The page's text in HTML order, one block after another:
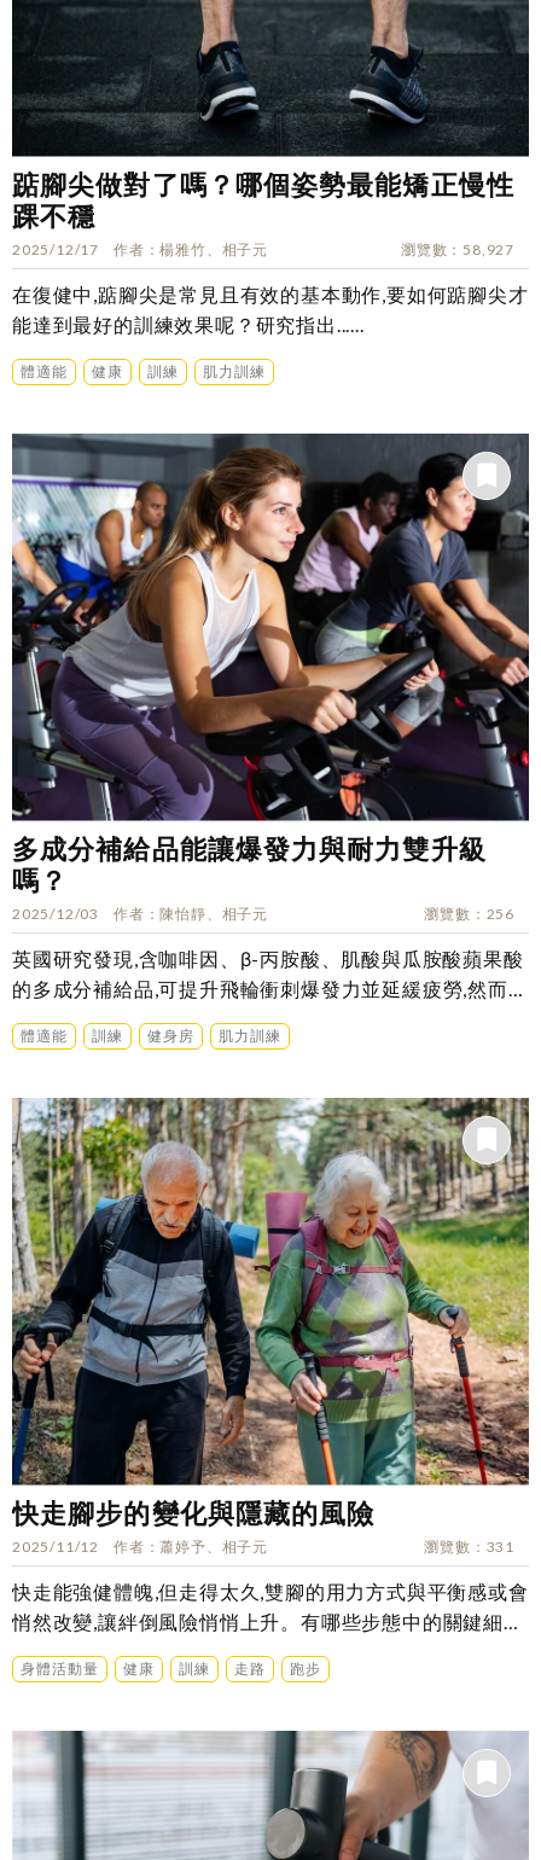
踮腳尖做對了嗎？哪個姿勢最能矯正慢性
踝不穩
2025/12/17 作者 楊雅竹、相子元 瀏覽數 58,927
在復健中,踮腳尖是常見且有效的基本動作,要如何踮腳尖才
能達到最好的訓練效果呢？研究指出......
體適能 健康 訓練 肌力訓練
多成分補給品能讓爆發力與耐力雙升級
嗎？
2025/12/03 作者 陳怡靜、相子元 瀏覽數 256
英國研究發現,含咖啡因、β-丙胺酸、肌酸與瓜胺酸蘋果酸
的多成分補給品,可提升飛輪衝刺爆發力並延緩疲勞,然而什
麼樣的運動類型也適合這樣的補給方式呢?
體適能 訓練 健身房 肌力訓練
快走腳步的變化與隱藏的風險
2025/11/12 作者 蕭婷予、相子元 瀏覽數 331
快走能強健體魄,但走得太久,雙腳的用力方式與平衡感或會
悄然改變,讓絆倒風險悄悄上升。有哪些步態中的關鍵細節
是我們需要掌握的呢?一篇2023年的文獻這樣說…
身體活動量 健康 訓練 走路 跑步